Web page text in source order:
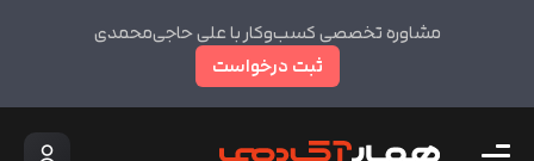
مشاوره تخصصی کسب‌وکار با علی حاجی‌محمدی
ثبت درخواست